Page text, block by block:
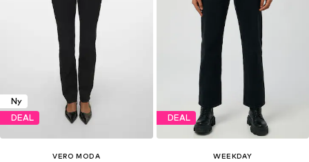
Ny
DEAL
VERO MODA
DEAL
WEEKDAY